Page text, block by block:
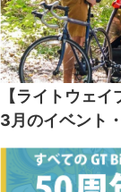
【ライトウェイ
3月のイベント